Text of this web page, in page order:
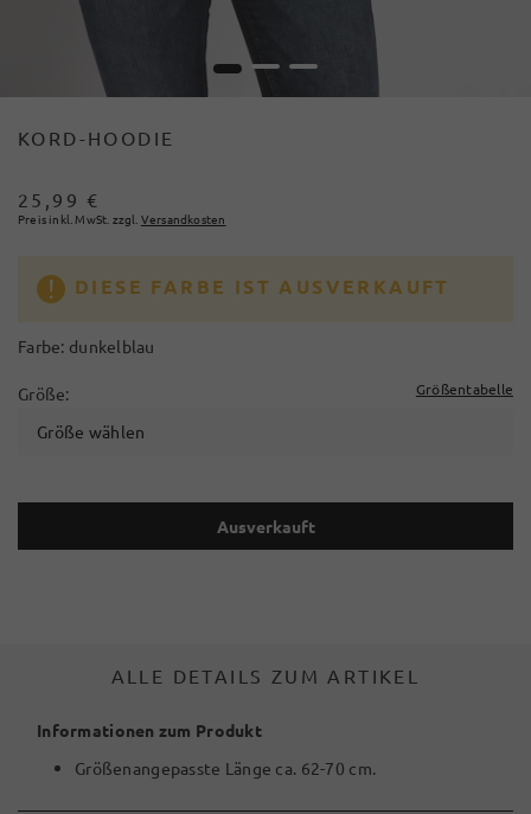
1 2 3
KORD-HOODIE
25,99 €
Preis inkl. MwSt. zzgl. Versandkosten
DIESE FARBE IST AUSVERKAUFT
Farbe: dunkelblau
Größe: Größentabelle
Größe wählen
Ausverkauft
ALLE DETAILS ZUM ARTIKEL
Informationen zum Produkt
Größenangepasste Länge ca. 62-70 cm.